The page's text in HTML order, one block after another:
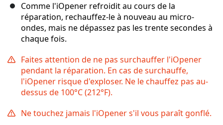
Comme l'iOpener refroidit au cours de la
réparation, rechauffez-le à nouveau au micro-
ondes, mais ne dépassez pas les trente secondes à
chaque fois.
Faites attention de ne pas surchauffer l'iOpener
pendant la réparation. En cas de surchauffe,
l'iOpener risque d'exploser. Ne le chauffez pas au-
dessus de 100°C (212°F).
Ne touchez jamais l'iOpener s'il vous paraît gonflé.